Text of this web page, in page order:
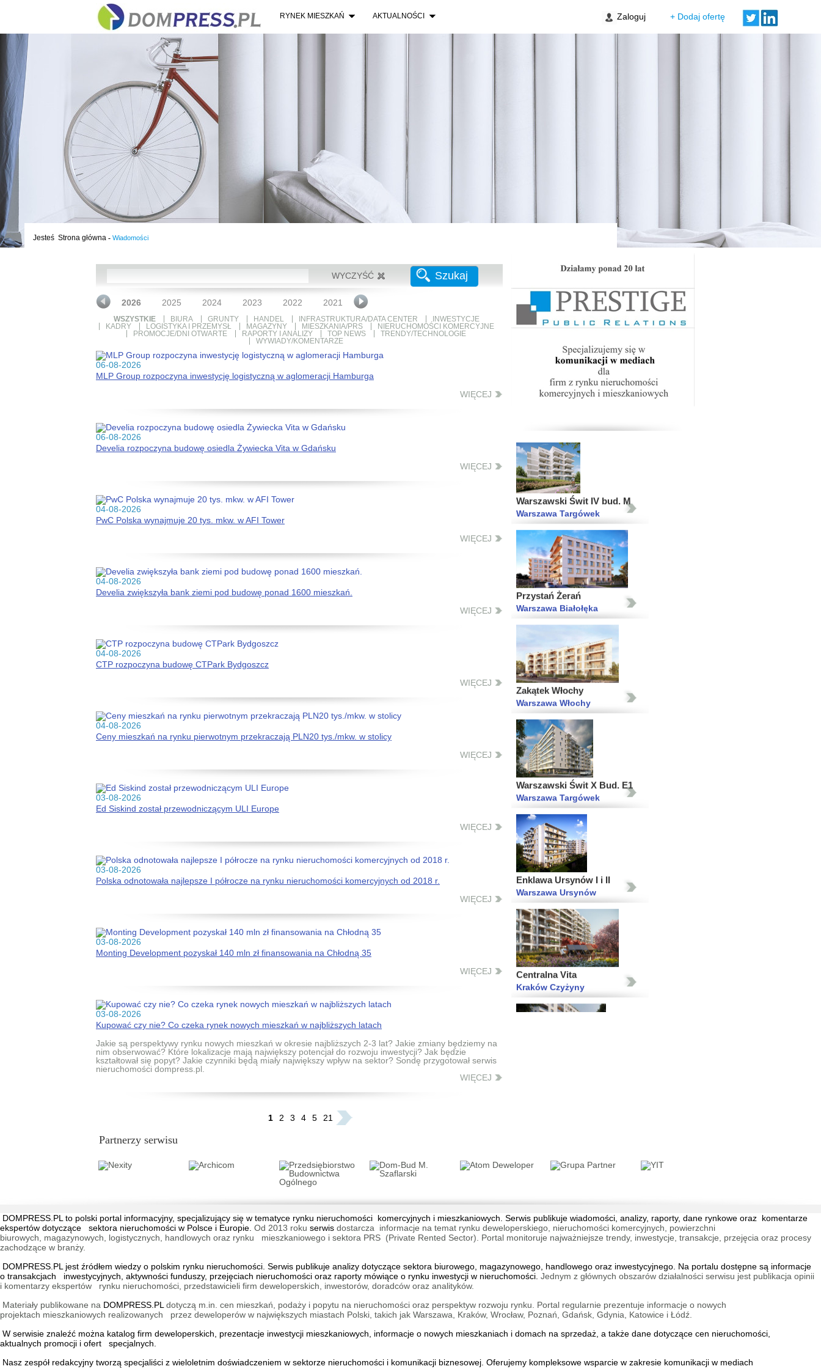
RYNEK MIESZKAŃ AKTUALNOŚCI + Dodaj ofertę
Zaloguj
Jesteś Strona główna - Wiadomości
Szukaj
WYCZYŚĆ
2026 2025 2024 2023 2022 2021 2020 2016 2015 2014 2013
WSZYSTKIE BIURA GRUNTY HANDEL INFRASTRUKTURA/DATA CENTER
INWESTYCJE
KADRY
LOGISTYKA I PRZEMYSŁ MAGAZYNY MIESZKANIA/PRS
NIERUCHOMOŚCI KOMERCYJNE
PROMOCJE/DNI OTWARTE
RAPORTY I ANALIZY TOP NEWS
TRENDY/TECHNOLOGIE
WYWIADY/KOMENTARZE
06-08-2026
MLP Group rozpoczyna inwestycję logistyczną w aglomeracji Hamburga
WIĘCEJ
06-08-2026
Develia rozpoczyna budowę osiedla Żywiecka Vita w Gdańsku
WIĘCEJ
04-08-2026
PwC Polska wynajmuje 20 tys. mkw. w AFI Tower
WIĘCEJ
04-08-2026
Develia zwiększyła bank ziemi pod budowę ponad 1600 mieszkań.
WIĘCEJ
04-08-2026
CTP rozpoczyna budowę CTPark Bydgoszcz
WIĘCEJ
04-08-2026
Ceny mieszkań na rynku pierwotnym przekraczają PLN20 tys./mkw. w stolicy
WIĘCEJ
03-08-2026
Ed Siskind został przewodniczącym ULI Europe
WIĘCEJ
03-08-2026
Polska odnotowała najlepsze I półrocze na rynku nieruchomości komercyjnych od 2018 r.
WIĘCEJ
03-08-2026
Monting Development pozyskał 140 mln zł finansowania na Chłodną 35
WIĘCEJ
03-08-2026
Kupować czy nie? Co czeka rynek nowych mieszkań w najbliższych latach
Jakie są perspektywy rynku nowych mieszkań w okresie najbliższych 2-3 lat? Jakie zmiany będziemy na
nim obserwować? Które lokalizacje mają największy potencjał do rozwoju inwestycji? Jak będzie
kształtował się popyt? Jakie czynniki będą miały największy wpływ na sektor? Sondę przygotował serwis
nieruchomości dompress.pl.
WIĘCEJ
1 2 3 4 5 21
Łódź Śródmieście
Moja Północna Etap III
Warszawa Białołęka
Warszawski Świt IV bud. M
Warszawa Targówek
Przystań Żerań
Warszawa Białołęka
Zakątek Włochy
Warszawa Włochy
Warszawski Świt X Bud. E1
Warszawa Targówek
Enklawa Ursynów I i II
Warszawa Ursynów
Centralna Vita
Kraków Czyżyny
Warszawa Targówek
Lokum la Vida Etap Ia
Lokum Porto Finale
Partnerzy serwisu
DOMPRESS.PL to polski portal informacyjny, specjalizujący się w tematyce rynku nieruchomości komercyjnych i mieszkaniowych. Serwis publikuje wiadomości, analizy, raporty, dane rynkowe oraz komentarze
ekspertów dotyczące sektora nieruchomości w Polsce i Europie. Od 2013 roku serwis dostarcza informacje na temat rynku deweloperskiego, nieruchomości komercyjnych, powierzchni
biurowych, magazynowych, logistycznych, handlowych oraz rynku mieszkaniowego i sektora PRS (Private Rented Sector). Portal monitoruje najważniejsze trendy, inwestycje, transakcje, przejęcia oraz procesy
zachodzące w branży.
DOMPRESS.PL jest źródłem wiedzy o polskim rynku nieruchomości. Serwis publikuje analizy dotyczące sektora biurowego, magazynowego, handlowego oraz inwestycyjnego. Na portalu dostępne są informacje
o transakcjach inwestycyjnych, aktywności funduszy, przejęciach nieruchomości oraz raporty mówiące o rynku inwestycji w nieruchomości. Jednym z głównych obszarów działalności serwisu jest publikacja opinii
i komentarzy ekspertów rynku nieruchomości, przedstawicieli firm deweloperskich, inwestorów, doradców oraz analityków.
Materiały publikowane na DOMPRESS.PL dotyczą m.in. cen mieszkań, podaży i popytu na nieruchomości oraz perspektyw rozwoju rynku. Portal regularnie prezentuje informacje o nowych
projektach mieszkaniowych realizowanych przez deweloperów w największych miastach Polski, takich jak Warszawa, Kraków, Wrocław, Poznań, Gdańsk, Gdynia, Katowice i Łódź.
W serwisie znaleźć można katalog firm deweloperskich , prezentacje inwestycji mieszkaniowych, informacje o nowych mieszkaniach i domach na sprzedaż , a także dane dotyczące cen nieruchomości,
aktualnych promocji i ofert specjalnych.
Nasz zespół redakcyjny tworzą specjaliści z wieloletnim doświadczeniem w sektorze nieruchomości i komunikacji biznesowej. Oferujemy kompleksowe wsparcie w zakresie komunikacji w mediach